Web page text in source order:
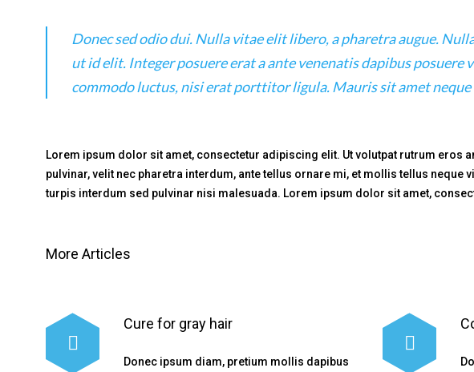
Donec sed odio dui. Nulla vitae elit libero, a pharetra augue.
ut id elit. Integer posuere erat a ante venenatis dapibus posuere
commodo luctus, nisi erat porttitor ligula. Mauris sit amet neque
Lorem ipsum dolor sit amet, consectetur adipiscing elit. Ut volutpat rutrum eros
pulvinar, velit nec pharetra interdum, ante tellus ornare mi, et mollis tellus
turpis interdum sed pulvinar nisi malesuada. Lorem ipsum dolor sit amet,
More Articles
Cure for gray hair
Donec ipsum diam, pretium mollis dapibus